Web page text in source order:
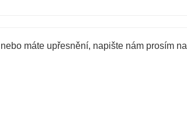
máte upřesnění, napište nám prosím